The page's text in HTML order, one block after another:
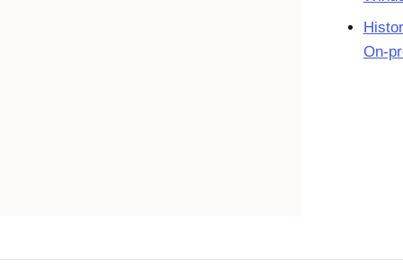
On-